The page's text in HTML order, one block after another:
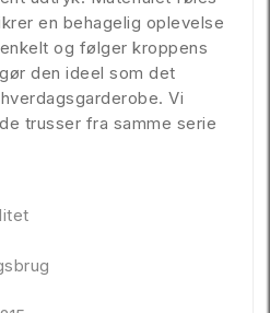
en behagelig oplevelse
og følger kroppens
den ideel som det
Vi
trusser fra samme serie